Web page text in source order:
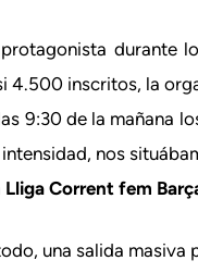
durante
4.500 inscritos, la
9:30 de la mañana
nos
Lliga Corrent fem
una salida